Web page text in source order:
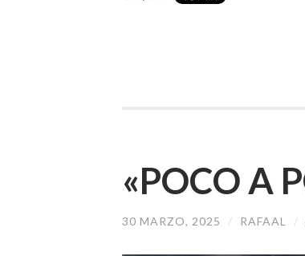
«POCO A
30 MARZO, 2025 / RAFAAL /